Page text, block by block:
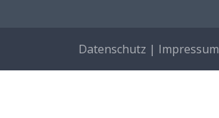
Datenschutz | Impressum